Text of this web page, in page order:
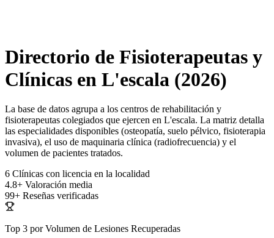
Directorio de Fisioterapeutas y
Clínicas en L'escala (2026)
La base de datos agrupa a los centros de rehabilitación y
fisioterapeutas colegiados que ejercen en L'escala. La matriz detalla
las especialidades disponibles (osteopatía, suelo pélvico, fisioterapia
invasiva), el uso de maquinaria clínica (radiofrecuencia) y el
volumen de pacientes tratados.
6 Clínicas con licencia en la localidad
4.8+ Valoración media
99+ Reseñas verificadas
Top 3 por Volumen de Lesiones Recuperadas